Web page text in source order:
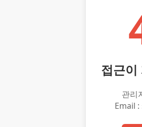
접근이
관리
Email